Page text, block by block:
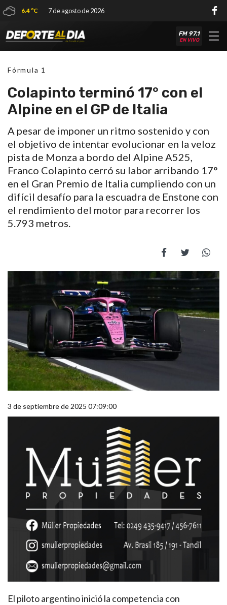
6.4 ºC 7 de agosto de 2026
FM 97.1
EN VIVO
Fórmula 1
Colapinto terminó 17° con el
Alpine en el GP de Italia
A pesar de imponer un ritmo sostenido y con
el objetivo de intentar evolucionar en la veloz
pista de Monza a bordo del Alpine A525,
Franco Colapinto cerró su labor arribando 17°
en el Gran Premio de Italia cumpliendo con un
difícil desafío para la escuadra de Enstone con
el rendimiento del motor para recorrer los
5.793 metros.
3 de septiembre de 2025 07:09:00
El piloto argentino inició la competencia con